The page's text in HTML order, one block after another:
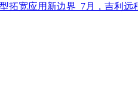
宽应用新边界 7月，吉利